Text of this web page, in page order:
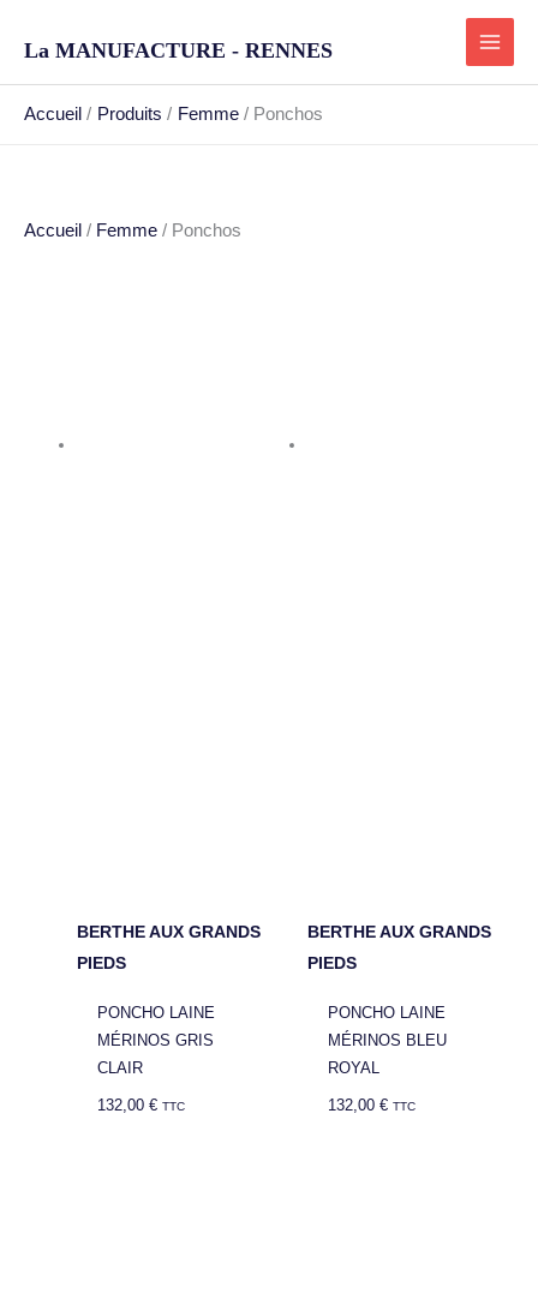
La MANUFACTURE - RENNES
Accueil Produits Femme Ponchos
Accueil / Femme / Ponchos
BERTHE AUX GRANDS
PIEDS
PONCHO LAINE
MÉRINOS GRIS
CLAIR
132,00€ TTC
BERTHE AUX GRANDS
PIEDS
PONCHO LAINE
MÉRINOS BLEU
ROYAL
132,00€ TTC